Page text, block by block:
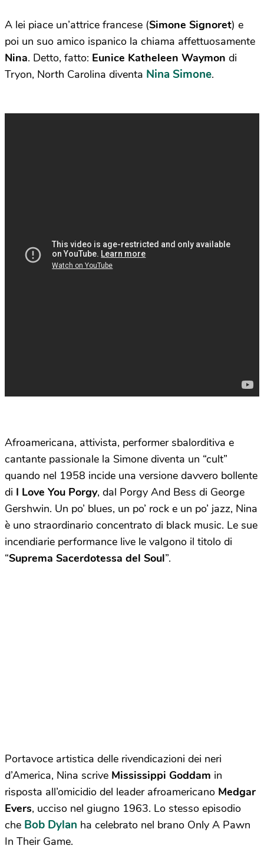
A lei piace un’attrice francese (Simone Signoret) e
poi un suo amico ispanico la chiama affettuosamente
Nina. Detto, fatto: Eunice Katheleen Waymon di
Tryon, North Carolina diventa Nina Simone.
Afroamericana, attivista, performer sbalorditiva e
cantante passionale la Simone diventa un “cult”
quando nel 1958 incide una versione davvero bollente
di I Love You Porgy, dal Porgy And Bess di George
Gershwin. Un po’ blues, un po’ rock e un po’ jazz, Nina
è uno straordinario concentrato di black music. Le sue
incendiarie performance live le valgono il titolo di
“Suprema Sacerdotessa del Soul”.
Portavoce artistica delle rivendicazioni dei neri
d’America, Nina scrive Mississippi Goddam in
risposta all’omicidio del leader afroamericano Medgar
Evers, ucciso nel giugno 1963. Lo stesso episodio
che Bob Dylan ha celebrato nel brano Only A Pawn
In Their Game.